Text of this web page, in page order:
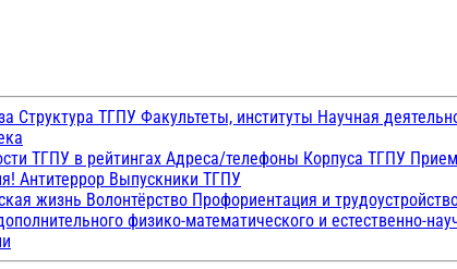
Структура ТГПУ Факультеты, институты Научная
ТГПУ в рейтингах Адреса/телефоны Корпуса ТГПУ
Антитеррор Выпускники ТГПУ
жизнь Волонтёрство Профориентация и
физико-математического и естественно-